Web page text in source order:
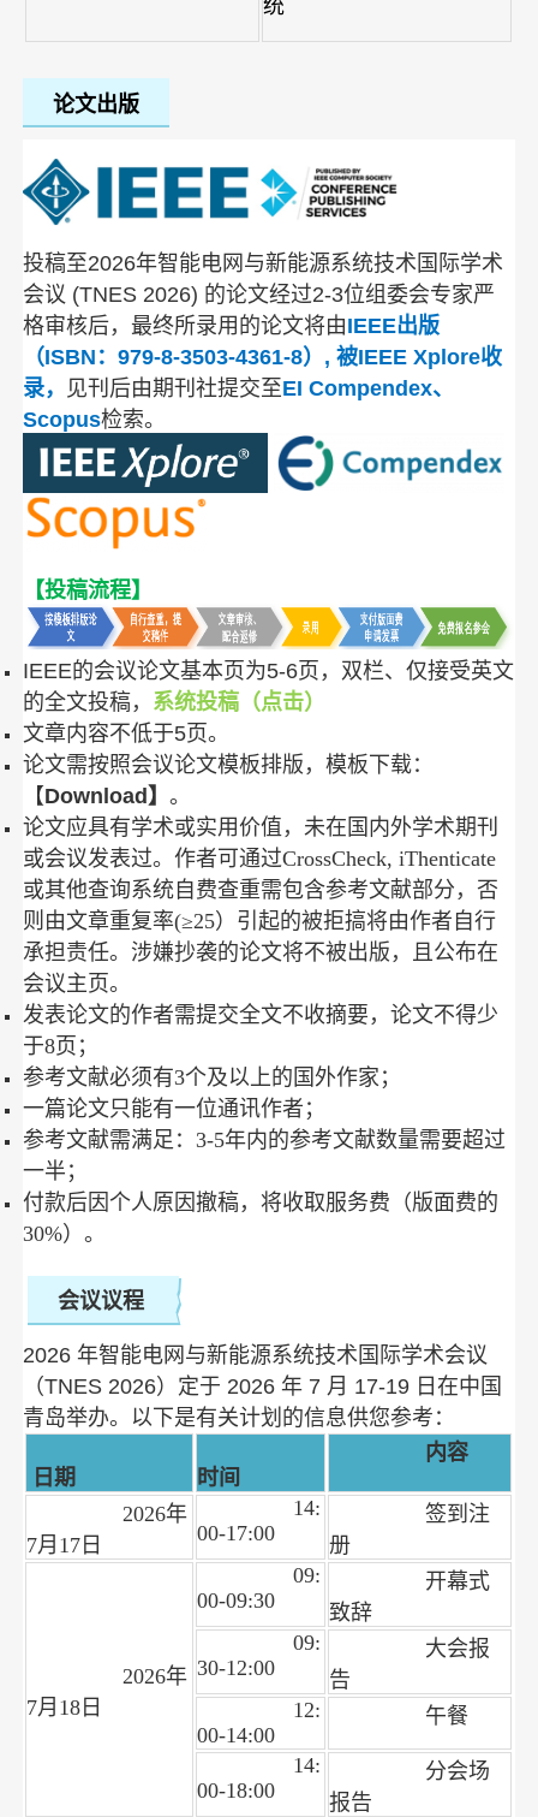
统
论文出版
投稿至2026年智能电网与新能源系统技术国际学术
会议 (TNES 2026) 的论文经过2-3位组委会专家严
格审核后，最终所录用的论文将由IEEE出版
（ISBN：979-8-3503-4361-8）, 被IEEE Xplore收
录，
见刊后由期刊社提交至EI Compendex、
Scopus检索。
【投稿流程】
IEEE的会议论文基本页为5-6页，双栏、仅接受英文
的全文投稿， 系统投稿（点击）
文章内容不低于5页。
论文需按照会议论文模板排版，模板下载：
【Download 】。
论文应具有学术或实用价值，未在国内外学术期刊
或会议发表过。作者可通过CrossCheck, iThenticate
或其他查询系统自费查重需包含参考文献部分，否
则由文章重复率(≥25）引起的被拒搞将由作者自行
承担责任。涉嫌抄袭的论文将不被出版，且公布在
会议主页。
发表论文的作者需提交全文不收摘要，论文不得少
于8页；
参考文献必须有3个及以上的国外作家；
一篇论文只能有一位通讯作者；
参考文献需满足：3-5年内的参考文献数量需要超过
一半；
付款后因个人原因撤稿，将收取服务费（版面费的
30%）。
会议议程
2026 年智能电网与新能源系统技术国际学术会议
（TNES 2026）定于 2026 年 7 月 17-19 日在中国
青岛举办。以下是有关计划的信息供您参考：
日期 时间
内容
2026年
7月17日
14:
00-17:00
签到注
册
2026年
7月18日
09:
00-09:30
开幕式
致辞
09:
30-12:00
大会报
告
12:
00-14:00
午餐
14:
00-18:00
分会场
报告